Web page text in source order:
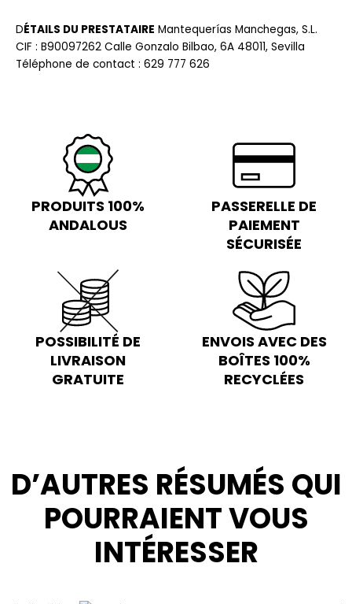
DÉTAILS DU PRESTATAIRE Mantequerías Manchegas, S.L.
CIF : B90097262 Calle Gonzalo Bilbao, 6A 48011, Sevilla
Téléphone de contact : 629 777 626
PRODUITS 100%
ANDALOUS
PASSERELLE DE
PAIEMENT
SÉCURISÉE
POSSIBILITÉ DE
LIVRAISON
GRATUITE
ENVOIS AVEC DES
BOÎTES 100%
RECYCLÉES
D’AUTRES RÉSUMÉS QUI
POURRAIENT VOUS
INTÉRESSER